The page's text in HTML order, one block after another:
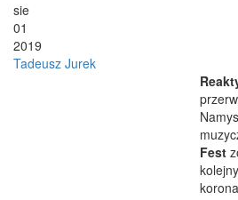
sie
01
2019
Tadeusz Jurek
Fest